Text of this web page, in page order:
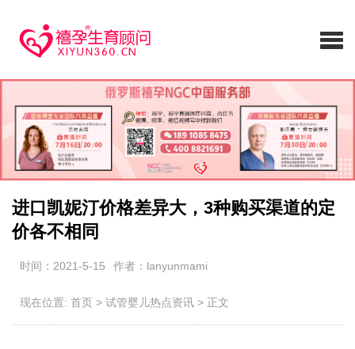
进口凯妮汀价格差异大，3种购买渠道的定
价各不相同
时间：2021-5-15 作者：lanyunmami
现在位置: 首页 > 试管婴儿热点资讯 > 正文